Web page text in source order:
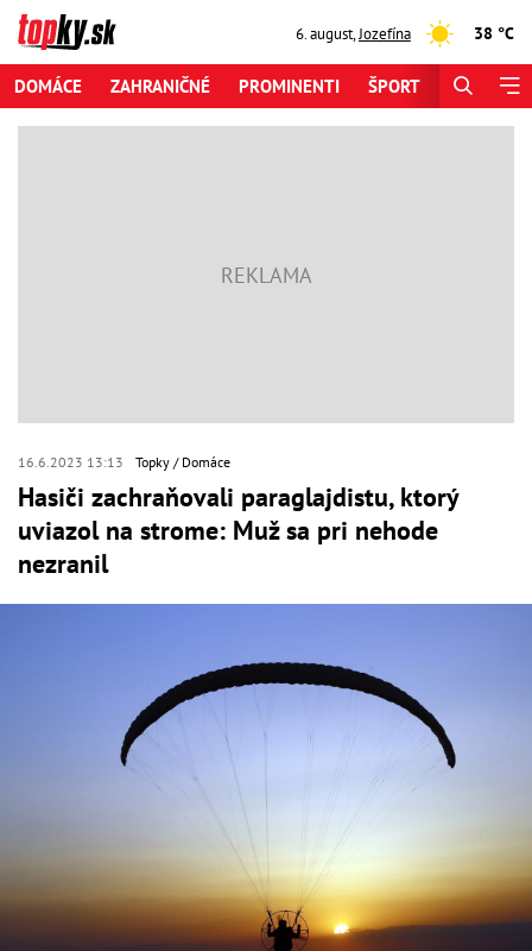
6. august,Jozefína 38 °C
DOMÁCE ZAHRANIČNÉ PROMINENTI ŠPORT
16.6.2023 13:13 Topky Domáce
Hasiči zachraňovali paraglajdistu, ktorý
uviazol na strome: Muž sa pri nehode
nezranil